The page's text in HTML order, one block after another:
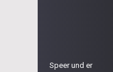
Speer und er